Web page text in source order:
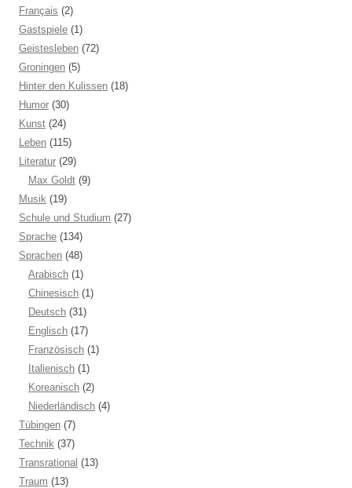
Français (2)
Gastspiele (1)
Geistesleben (72)
Groningen (5)
Hinter den Kulissen (18)
Humor (30)
Kunst (24)
Leben (115)
Literatur (29)
Max Goldt (9)
Musik (19)
Schule und Studium (27)
Sprache (134)
Sprachen (48)
Arabisch (1)
Chinesisch (1)
Deutsch (31)
Englisch (17)
Französisch (1)
Italienisch (1)
Koreanisch (2)
Niederländisch (4)
Tübingen (7)
Technik (37)
Transrational (13)
Traum (13)